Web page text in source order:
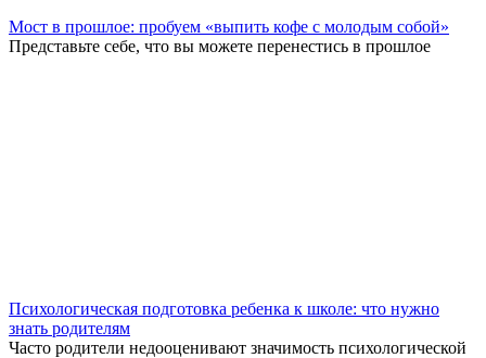
Мост в прошлое: пробуем «выпить кофе с молодым собой»
Представьте себе, что вы можете перенестись в прошлое
Психологическая подготовка ребенка к школе: что нужно
знать родителям
Часто родители недооценивают значимость психологической